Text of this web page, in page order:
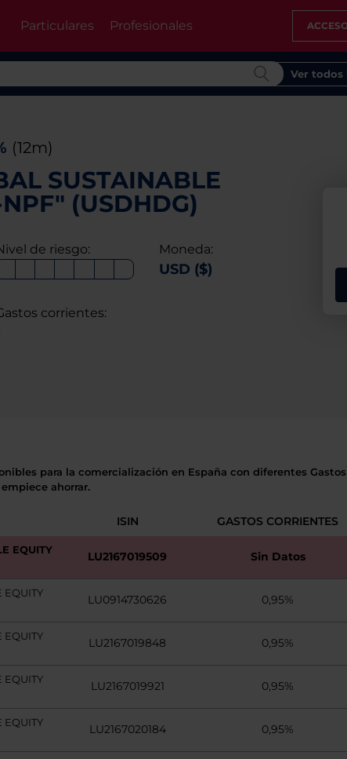
Particulares Profesionales
Ver todos
(12m)
SUSTAINABLE
(USDHDG)
de riesgo: Moneda:
USD ($)
corrientes:
para la comercialización en España con diferentes
ahorrar.
ISIN GASTOS CORRIENTES
EQUITY
LU2167019509 Sin Datos
EQUITY
LU0914730626 0,95%
EQUITY
LU2167019848 0,95%
EQUITY
LU2167019921 0,95%
EQUITY
LU2167020184 0,95%